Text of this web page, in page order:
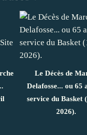
Le Décès de
Delafosse... ou 65
service du Basket
2026).